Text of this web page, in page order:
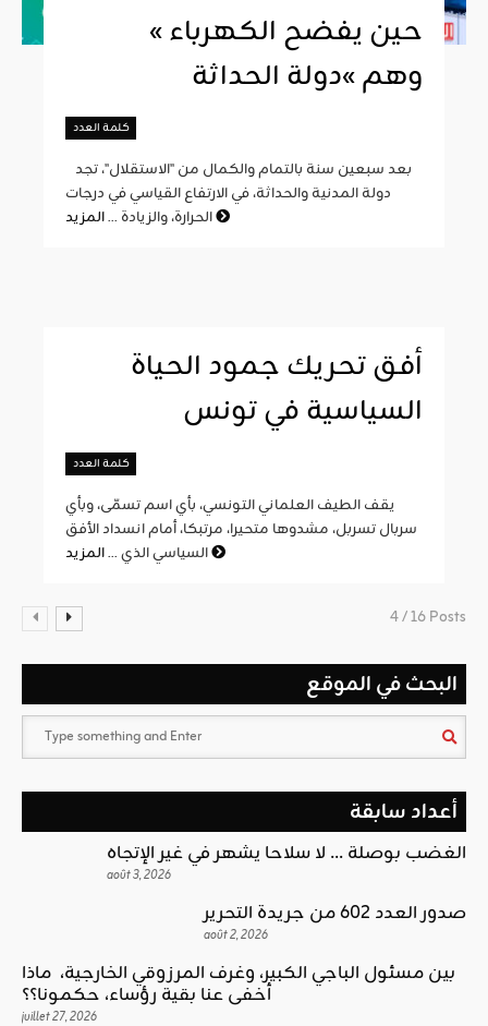
« حين يفضح الكهرباء
وهم »دولة الحداثة
كلمة العدد
دولة المدنية والحداثة، في الارتفاع القياسي في درجات
الحرارة، والزيادة ...
أفق تحريك جمود الحياة
السياسية في تونس
كلمة العدد
يقف الطيف العلماني التونسي، بأي اسم تسمّى، وبأي
سربال تسربل، مشدوها متحيرا، مرتبكا، أمام انسداد الأفق
السياسي الذي ...
4 / 16 Posts
البحث في الموقع
أعداد سابقة
الغضب بوصلة … لا سلاحا يشهر في غير الإتجاه
août 3, 2026
صدور العدد 602 من جريدة التحرير
août 2, 2026
بين مسئول الباجي الكبير، وغرف المرزوقي الخارجية، ماذا
أخفى عنا بقية رؤساء، حكمونا؟؟
juillet 27, 2026